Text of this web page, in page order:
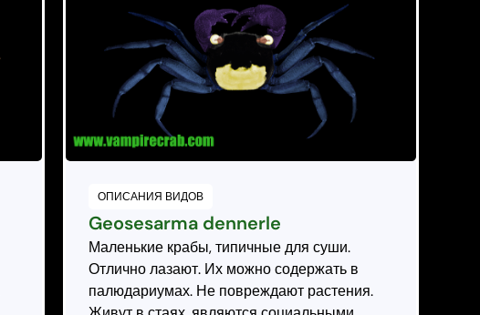
ОПИСАНИЯ ВИДОВ
Geosesarma dennerle
Маленькие крабы, типичные для суши.
Отлично лазают. Их можно содержать в
палюдариумах. Не повреждают растения.